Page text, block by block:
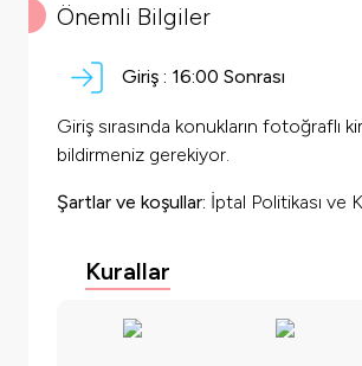
Önemli Bilgiler
Giriş : 16:00 Sonrası
Giriş sırasında konukların
bildirmeniz gerekiyor.
Şartlar ve koşullar: İptal Politikası ve
Kurallar